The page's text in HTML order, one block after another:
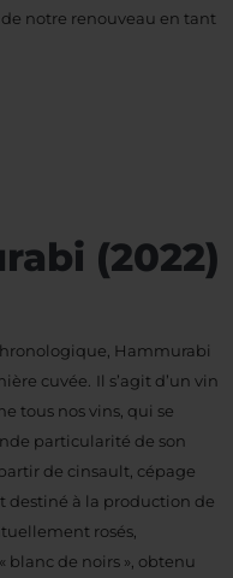
de notre renouveau en tant
(2022)
Hammurabi
cuvée. Il s’agit d’un vin
tous nos vins, qui se
particularité de son
de cinsault, cépage
à la production de
rosés,
blanc de noirs », obtenu